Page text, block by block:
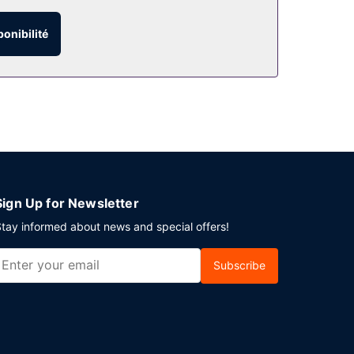
un kiosque à journaux, un service
restaurant qui vous fera découvrir de
Up for Newsletter
informed about news and special offers!
Subscribe